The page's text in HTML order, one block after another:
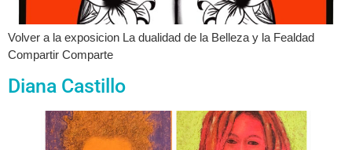
Volver a la exposicion La dualidad de la Belleza y la Fealdad
Compartir Comparte
Diana Castillo